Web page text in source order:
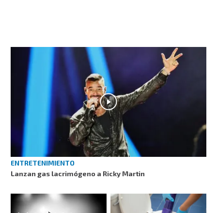
ENTRETENIMIENTO
Lanzan gas lacrimógeno a Ricky Martin